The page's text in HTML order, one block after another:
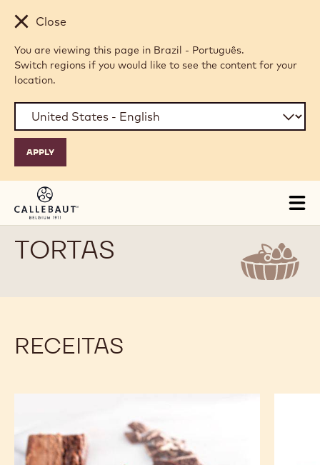
Skip to main content
Close
You are viewing this page in Brazil - Português.
Switch regions if you would like to see the content for your
location.
TORTAS
RECEITAS